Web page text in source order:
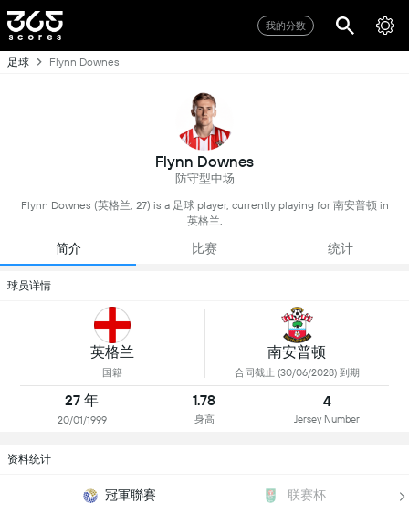
我的分数
足球 Flynn Downes
Flynn Downes
防守型中场
Flynn Downes (英格兰, 27) is a 足球 player, currently playing for 南安普顿 in
英格兰.
简介 比赛 统计
球员详情
英格兰
国籍
南安普顿
合同截止 (30/06/2028) 到期
27 年
20/01/1999
1.78
身高
4
Jersey Number
资料统计
冠軍聯賽 联赛杯